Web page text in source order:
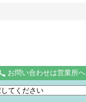
お問い合わせは営業所へ